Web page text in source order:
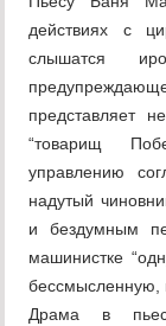
действиях с
слышатся
представляет
“товарищ
управлению
надутый
и бездумным
машинистке
бессмысленную,
Драма в